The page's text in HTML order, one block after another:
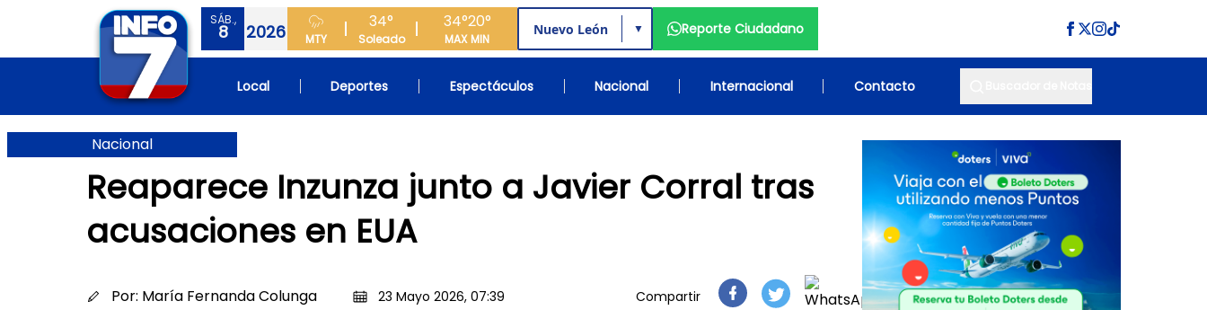
SÁB.,
8 2026 MTY
34°
Soleado
34°
MAX
20°
MIN
▼ Reporte Ciudadano
Local Deportes Espectáculos Nacional Internacional Contacto
Nacional
Reaparece Inzunza junto a Javier Corral tras
acusaciones en EUA
Por: María Fernanda Colunga 23 Mayo 2026, 07:39 Compartir